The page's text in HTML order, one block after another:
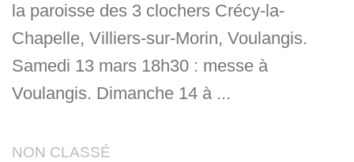
la paroisse des 3 clochers Crécy-la-
Chapelle, Villiers-sur-Morin, Voulangis.
Samedi 13 mars 18h30 : messe à
Voulangis. Dimanche 14 à ...
NON CLASSÉ